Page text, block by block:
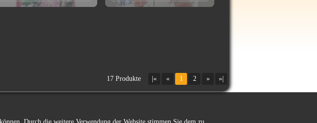
17 Produkte |« « 1 2 » »|